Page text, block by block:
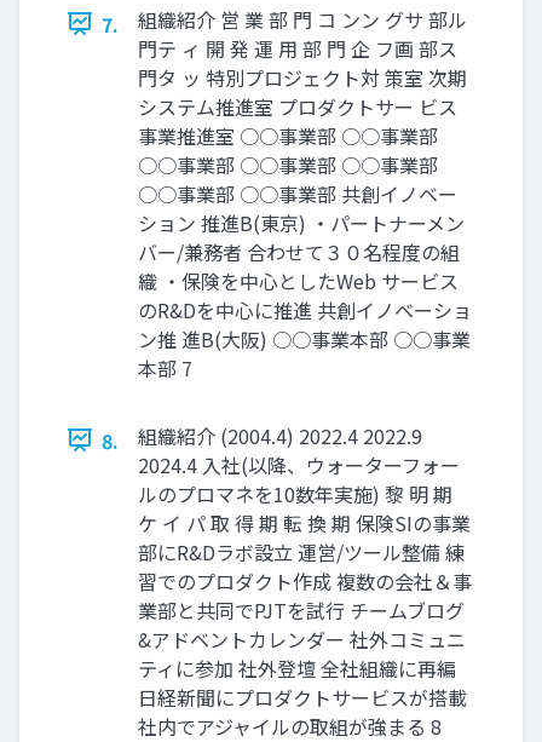
7.
組織紹介 営 業 部 門 コ ンン グサ 部ル
門テ ィ 開 発 運 用 部 門 企 フ画 部ス
門タ ッ 特別プロジェクト対 策室 次期
システム推進室 プロダクトサー ビス
事業推進室 ○○事業部 ○○事業部
○○事業部 ○○事業部 ○○事業部
○○事業部 ○○事業部 共創イノベー
ション 推進B(東京) ・パートナーメン
バー/兼務者 合わせて３０名程度の組
織 ・保険を中心としたWeb サービス
のR&Dを中心に推進 共創イノベーショ
ン推 進B(大阪) ○○事業本部 ○○事業
本部 7
8.
組織紹介 (2004.4) 2022.4 2022.9
2024.4 入社(以降、ウォーターフォー
ルのプロマネを10数年実施) 黎 明 期
ケ イ パ 取 得 期 転 換 期 保険SIの事業
部にR&Dラボ設立 運営/ツール整備 練
習でのプロダクト作成 複数の会社＆事
業部と共同でPJTを試行 チームブログ
&アドベントカレンダー 社外コミュニ
ティに参加 社外登壇 全社組織に再編
日経新聞にプロダクトサービスが搭載
社内でアジャイルの取組が強まる 8